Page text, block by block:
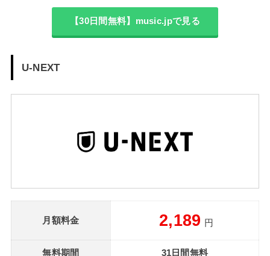
【30日間無料】music.jpで見る
U-NEXT
月額料金 2,189 円
無料期間 31日間無料